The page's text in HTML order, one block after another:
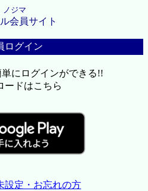
ノジマ
会員サイト
ログイン
にログインができる!!
ードはこちら
設定・お忘れの方